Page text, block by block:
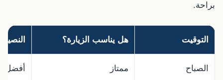
براحة.
التوقيت هل يناسب الزيارة؟
الصباح ممتاز أفضل